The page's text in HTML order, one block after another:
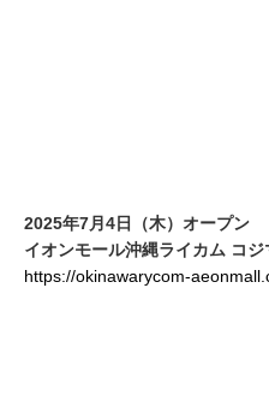
2025年7月4日（木）オープン
イオンモール沖縄ライカム コ
https://okinawarycom-